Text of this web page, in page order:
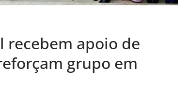
recebem apoio de
grupo em